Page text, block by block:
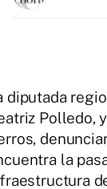
diputada
Polledo,
la